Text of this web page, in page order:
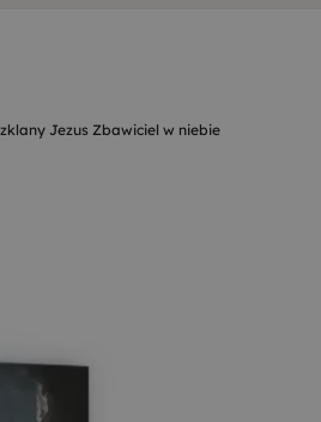
Jezus Zbawiciel w niebie